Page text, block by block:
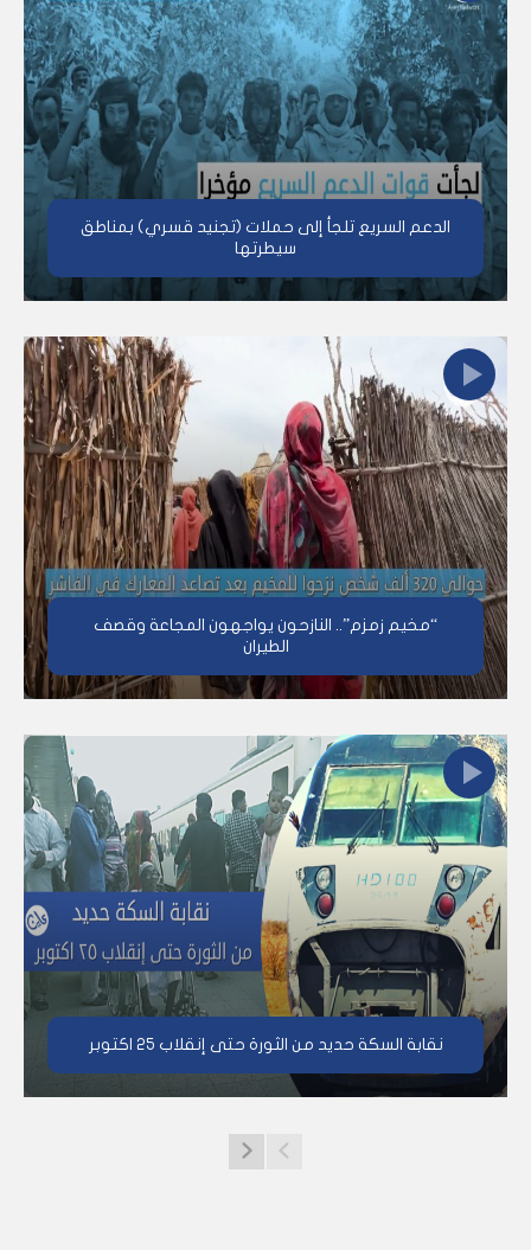
الدعم السريع تلجأ إلى حملات (تجنيد قسري) بمناطق
سيطرتها
“مخيم زمزم”.. النازحون يواجهون المجاعة وقصف
الطيران
نقابة السكة حديد من الثورة حتى إنقلاب ٢٥ اكتوبر